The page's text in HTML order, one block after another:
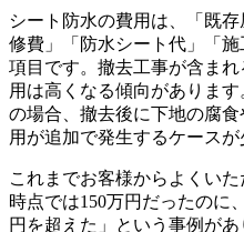
シート防水の費用は、「既
修費」「防水シート代」「
項目です。撤去工事が含ま
用は高くなる傾向がありま
の場合、撤去後に下地の腐
用が追加で発生するケースが
これまでお客様からよくい
時点では150万円だったのに
円を超えた」という事例が